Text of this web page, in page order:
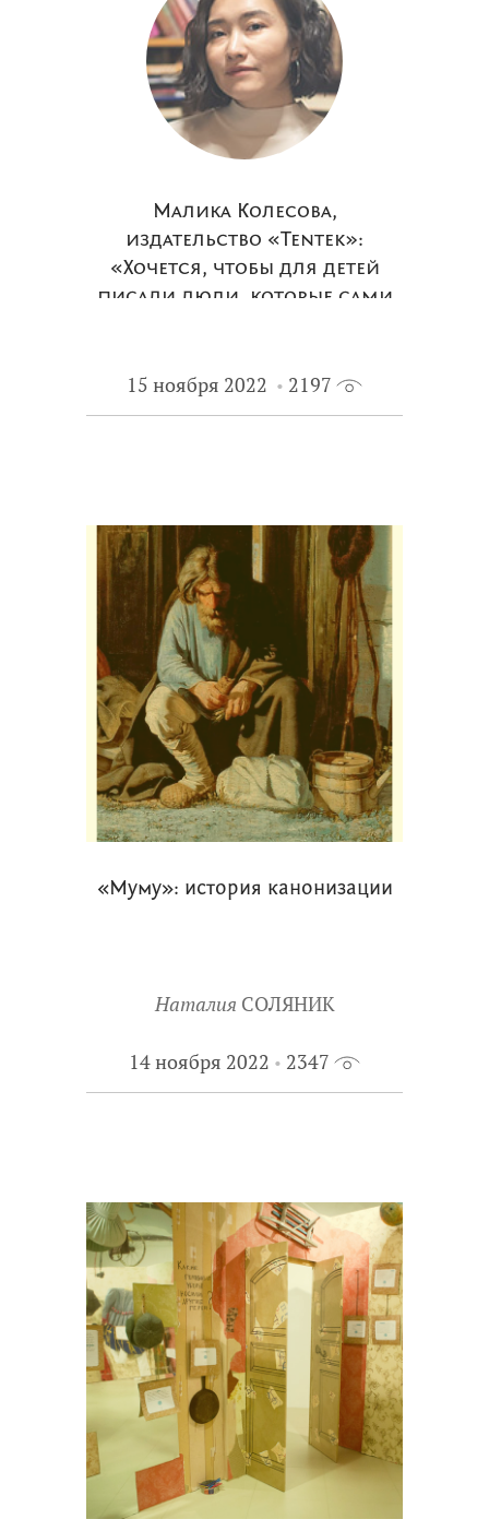
Малика Колесова,
издательство «Tentek»:
«Хочется, чтобы для детей
писали люди, которые сами
15 ноября 2022 2197
«Муму»: история канонизации
Наталия СОЛЯНИК
14 ноября 2022 2347